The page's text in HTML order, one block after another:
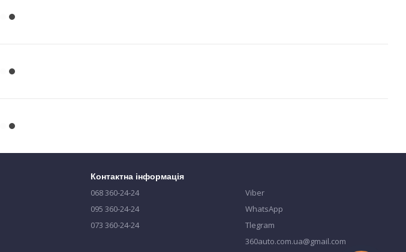
Контактна інформація
068 360-24-24
095 360-24-24
073 360-24-24
Viber
WhatsApp
Tlegram
360auto.com.ua@gmail.com